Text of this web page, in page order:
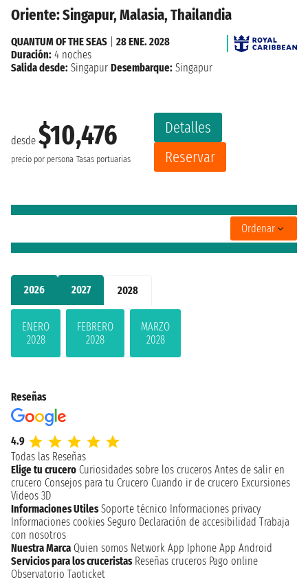
2026 2027 2028
ENERO
2028
FEBRERO
2028
MARZO
2028
Oriente: Singapur, Malasia, Thailandia
desde $10,476
precio por persona Tasas portuarias
Detalles
Reservar
QUANTUM OF THE SEAS
28 ENE. 2028
Duración: 4 noches
Salida desde: Singapur Desembarque: Singapur
Ordenar
Reseñas
4.9
Todas las Reseñas
Elige tu crucero Curiosidades sobre los cruceros Antes de salir en
crucero Consejos para tu Crucero Cuando ir de crucero Excursiones
Videos 3D
Informaciones Utiles Soporte técnico Informaciones privacy
Informaciones cookies Seguro Declaración de accesibilidad Trabaja
con nosotros
Nuestra Marca Quien somos Network App Iphone App Android
Servicios para los cruceristas Reseñas cruceros Pago online
Observatorio Taoticket